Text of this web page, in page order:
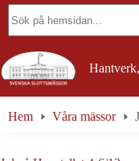
Skip
content
results
Hem Våra mässor